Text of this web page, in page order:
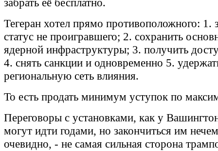
забрать её бесплатно.
Тегеран хотел прямо противоположного: 1.
статус не проигравшего; 2. сохранить
ядерной инфраструктуры; 3. получить
4. снять санкции и одновременно 5.
региональную сеть влияния.
То есть продать минимум уступок по
Переговоры с установками, как у
могут идти годами, но закончиться им
очевидно, - не самая сильная сторона